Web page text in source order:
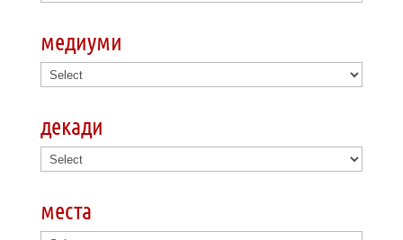
медиуми
декади
места